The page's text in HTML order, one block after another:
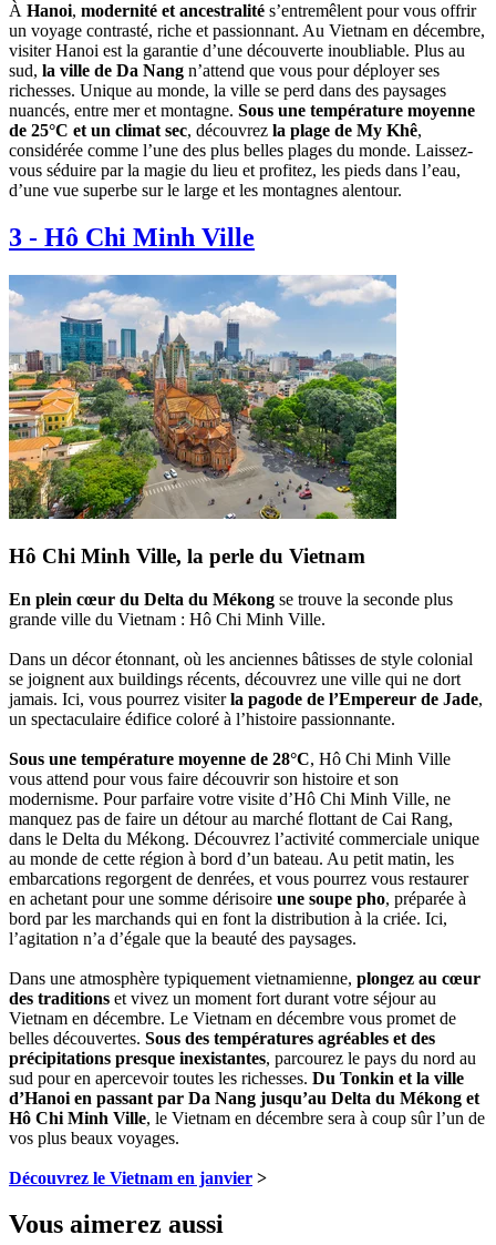
À Hanoi, modernité et ancestralité s’entremêlent pour vous offrir
un voyage contrasté, riche et passionnant. Au Vietnam en décembre,
visiter Hanoi est la garantie d’une découverte inoubliable. Plus au
sud, la ville de Da Nang n’attend que vous pour déployer ses
richesses. Unique au monde, la ville se perd dans des paysages
nuancés, entre mer et montagne. Sous une température moyenne
de 25°C et un climat sec, découvrez la plage de My Khê,
considérée comme l’une des plus belles plages du monde. Laissez-
vous séduire par la magie du lieu et profitez, les pieds dans l’eau,
d’une vue superbe sur le large et les montagnes alentour.
3 - Hô Chi Minh Ville
Hô Chi Minh Ville, la perle du Vietnam
En plein cœur du Delta du Mékong se trouve la seconde plus
grande ville du Vietnam : Hô Chi Minh Ville.
Dans un décor étonnant, où les anciennes bâtisses de style colonial
se joignent aux buildings récents, découvrez une ville qui ne dort
jamais. Ici, vous pourrez visiterla pagode de l’Empereur de Jade,
un spectaculaire édifice coloré à l’histoire passionnante.
Sous une température moyenne de 28°C, Hô Chi Minh Ville
vous attend pour vous faire découvrir son histoire et son
modernisme. Pour parfaire votre visite d’Hô Chi Minh Ville, ne
manquez pas de faire un détour au marché flottant de Cai Rang,
dans le Delta du Mékong. Découvrez l’activité commerciale unique
au monde de cette région à bord d’un bateau. Au petit matin, les
embarcations regorgent de denrées, et vous pourrez vous restaurer
en achetant pour une somme dérisoire une soupe pho, préparée à
bord par les marchands qui en font la distribution à la criée. Ici,
l’agitation n’a d’égale que la beauté des paysages.
Dans une atmosphère typiquement vietnamienne, plongez au cœur
des traditions et vivez un moment fort durant votre séjour au
Vietnam en décembre. Le Vietnam en décembre vous promet de
belles découvertes. Sous des températures agréables et des
précipitations presque inexistantes, parcourez le pays du nord au
sud pour en apercevoir toutes les richesses. Du Tonkin et la ville
d’Hanoi en passant par Da Nang jusqu’au Delta du Mékong et
Hô Chi Minh Ville, le Vietnam en décembre sera à coup sûr l’un de
vos plus beaux voyages.
Découvrez le Vietnam en janvier >
Vous aimerez aussi